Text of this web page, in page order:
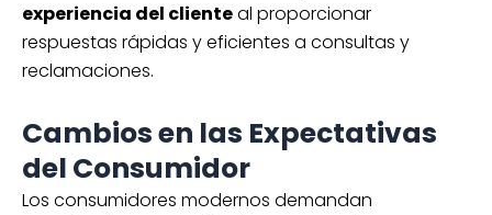
experiencia del clienteal proporcionar
respuestas rápidas y eficientes a consultas y
reclamaciones.
Cambios en las Expectativas
del Consumidor
Los consumidores modernos demandan